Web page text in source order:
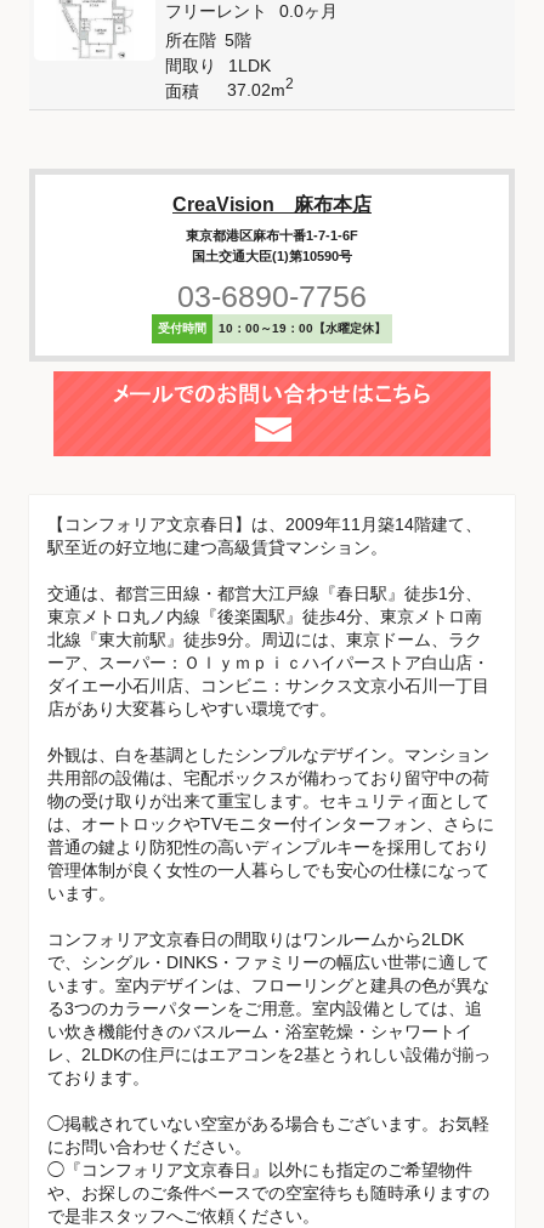
フリーレント
0.0ヶ月
所在階 5階
間取り
1LDK
面積
37.02m2
CreaVision 麻布本店
東京都港区麻布十番1-7-1-6F
国土交通大臣(1)第10590号
03-6890-7756
受付時間 10：00～19：00【水曜定休】
【コンフォリア文京春日】は、2009年11月築14階建て、
駅至近の好立地に建つ高級賃貸マンション。
交通は、都営三田線・都営大江戸線『春日駅』徒歩1分、
東京メトロ丸ノ内線『後楽園駅』徒歩4分、東京メトロ南
北線『東大前駅』徒歩9分。周辺には、東京ドーム、ラク
ーア、スーパー：Ｏｌｙｍｐｉｃハイパーストア白山店・
ダイエー小石川店、コンビニ：サンクス文京小石川一丁目
店があり大変暮らしやすい環境です。
外観は、白を基調としたシンプルなデザイン。マンション
共用部の設備は、宅配ボックスが備わっており留守中の荷
物の受け取りが出来て重宝します。セキュリティ面として
は、オートロックやTVモニター付インターフォン、さらに
普通の鍵より防犯性の高いディンプルキーを採用しており
管理体制が良く女性の一人暮らしでも安心の仕様になって
います。
コンフォリア文京春日の間取りはワンルームから2LDK
で、シングル・DINKS・ファミリーの幅広い世帯に適して
います。室内デザインは、フローリングと建具の色が異な
る3つのカラーパターンをご用意。室内設備としては、追
い炊き機能付きのバスルーム・浴室乾燥・シャワートイ
レ、2LDKの住戸にはエアコンを2基とうれしい設備が揃っ
ております。
◯掲載されていない空室がある場合もございます。お気軽
にお問い合わせください。
◯『コンフォリア文京春日』以外にも指定のご希望物件
や、お探しのご条件ベースでの空室待ちも随時承りますの
で是非スタッフへご依頼ください。